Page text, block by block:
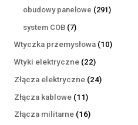
produkty
obudowy panelowe 291291
system COB 77
produktów
Wtyczka przemysłowa 1010
Wtyki elektryczne 2222
produkty
Złącza elektryczne 2424
Złącza kablowe 1111
produktów
Złącza militarne 1616